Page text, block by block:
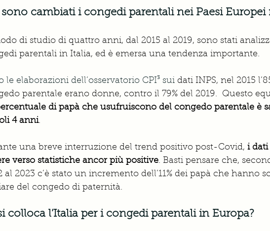
cambiati i congedi parentali nei Paesi Europei
di studio di quattro anni, dal 2015 al 2019, sono stati
parentali in Italia, ed è emersa una tendenza importante.
le elaborazioni dell’osservatorio CPI³ sui dati INPS, nel 2015
parentale erano donne, contro il 79% del 2019.  Questo
di papà che usufruiscono del congedo parentale è
4 anni.
una breve interruzione del trend positivo post-Covid, i dati
verso statistiche ancor più positive. Basti pensare che,
al 2023 c’è stato un incremento dell’11% dei papà che hanno
del congedo di paternità.
colloca l’Italia per i congedi parentali in Europa?